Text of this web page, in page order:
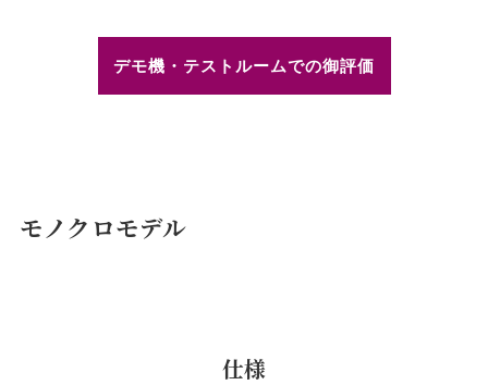
デモ機・テストルームでの御評価
モノクロモデル
仕様